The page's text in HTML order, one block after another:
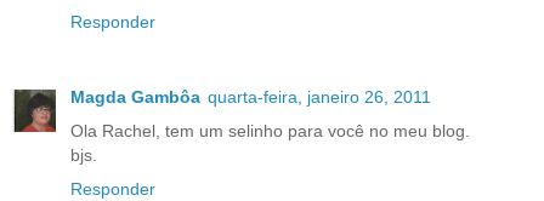
Responder
Magda Gambôa quarta-feira, janeiro 26, 2011
Ola Rachel, tem um selinho para você no meu blog.
bjs.
Responder